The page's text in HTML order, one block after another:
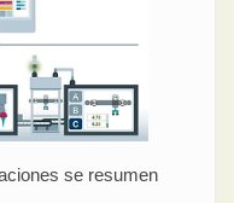
se resumen